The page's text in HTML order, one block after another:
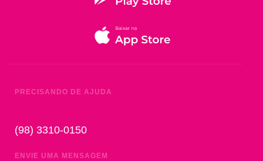
PRECISANDO DE AJUDA
(98) 3310-0150
ENVIE UMA MENSAGEM